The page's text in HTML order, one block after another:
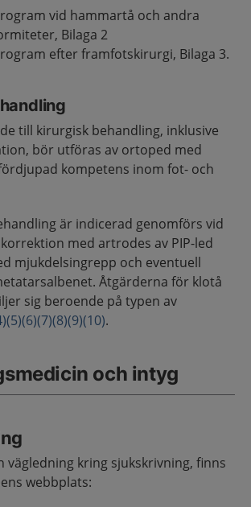
vid hammartå och andra
Bilaga 2
efter framfotskirurgi, Bilaga 3.
till kirurgisk behandling, inklusive
bör utföras av ortoped med
kompetens inom fot- och
är indicerad genomförs vid
med artrodes av PIP-led
mjukdelsingrepp och eventuell
Åtgärderna för klotå
sig beroende på typen av
(5)(6)(7)(8)(9)(10).
och intyg
vägledning kring sjukskrivning, finns
webbplats: